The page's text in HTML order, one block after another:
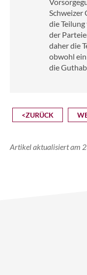
Schweizer
die
der
daher die
obwohl
die
<ZURÜCK
Artikel aktualisiert am